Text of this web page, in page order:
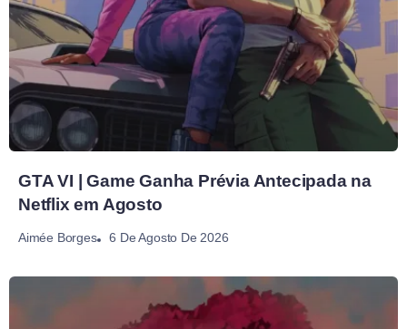
GTA VI | Game Ganha Prévia Antecipada na
Netflix em Agosto
Aimée Borges 6 De Agosto De 2026